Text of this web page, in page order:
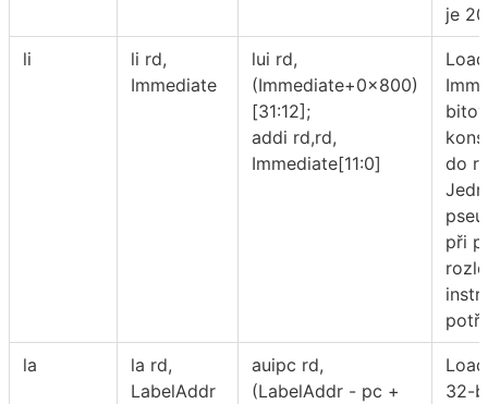
je
li
li rd,
Immediate
lui rd,
(Immediate+0x800)
[31:12];
addi rd,rd,
Immediate[11:0]
Load
do
při
la
la rd,
LabelAddr
auipc rd,
(LabelAddr - pc +
32-